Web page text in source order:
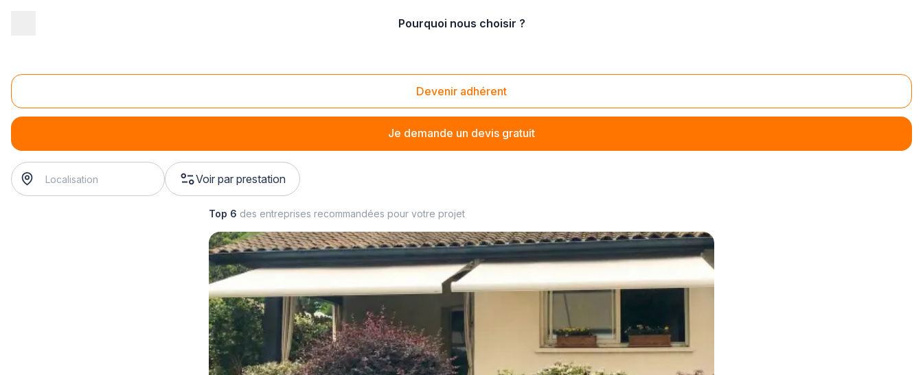
Pourquoi nous choisir ?
Devenir adhérent
Je demande un devis gratuit
Installation de fenêtre oscillo-battante
installation de fenêtre oscillo-battante
Voir par prestation
Top 6 des entreprises recommandées pour votre projet